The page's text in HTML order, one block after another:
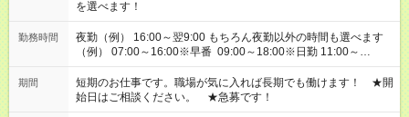
を選べます！
勤務時間
夜勤（例） 16:00～翌9:00 もちろん夜勤以外の時間も選べます
（例） 07:00～16:00※早番 09:00～18:00※日勤 11:00～
20:00※遅番 ※時間は、固定・選べる施設もあるので、ご希望が
あれば調整できます！ ※シフト制。勤務地により実働時間が異
なります。★家庭の都合でお休みが必要な場合も遠慮なくご相談
ください。
期間
短期のお仕事です。職場が気に入れば長期でも働けます！ ★開
始日はご相談ください。 ★急募です！